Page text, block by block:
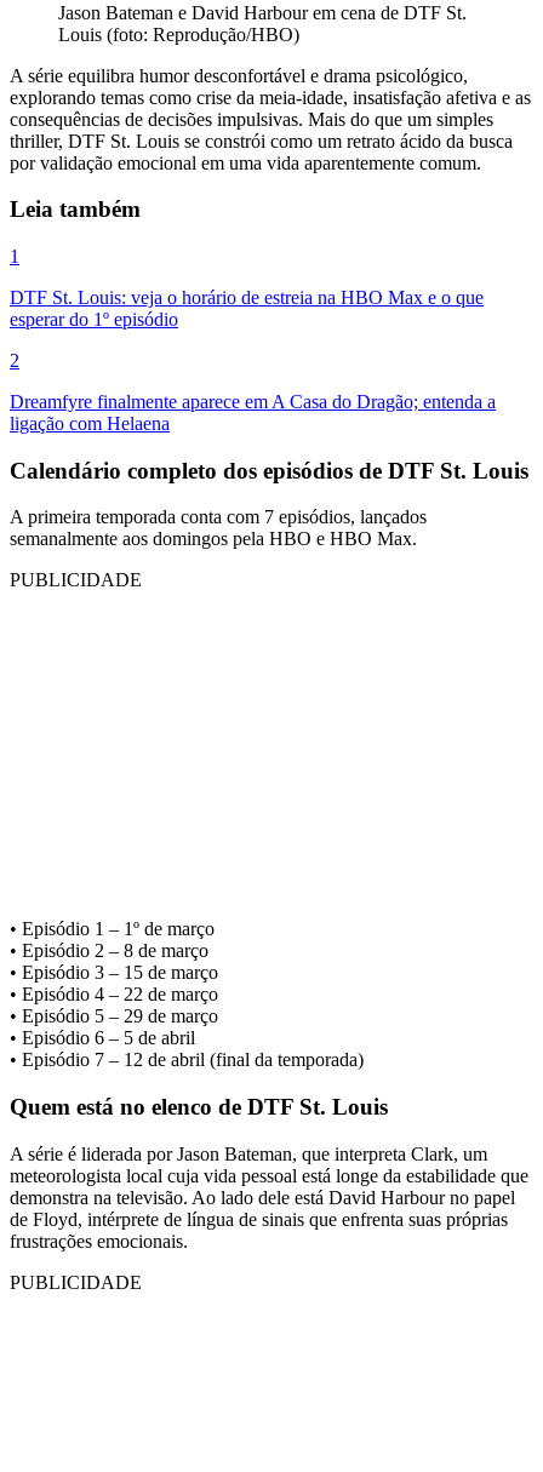
Jason Bateman e David Harbour em cena de DTF St.
Louis (foto: Reprodução/HBO)
A série equilibra humor desconfortável e drama psicológico,
explorando temas como crise da meia-idade, insatisfação afetiva e as
consequências de decisões impulsivas. Mais do que um simples
thriller, DTF St. Louis se constrói como um retrato ácido da busca
por validação emocional em uma vida aparentemente comum.
Leia também
1
DTF St. Louis: veja o horário de estreia na HBO Max e o que
esperar do 1º episódio
2
Dreamfyre finalmente aparece em A Casa do Dragão; entenda a
ligação com Helaena
Calendário completo dos episódios de DTF St. Louis
A primeira temporada conta com 7 episódios, lançados
semanalmente aos domingos pela HBO e HBO Max.
PUBLICIDADE
• Episódio 1 – 1º de março
• Episódio 2 – 8 de março
• Episódio 3 – 15 de março
• Episódio 4 – 22 de março
• Episódio 5 – 29 de março
• Episódio 6 – 5 de abril
• Episódio 7 – 12 de abril (final da temporada)
Quem está no elenco de DTF St. Louis
A série é liderada por Jason Bateman, que interpreta Clark, um
meteorologista local cuja vida pessoal está longe da estabilidade que
demonstra na televisão. Ao lado dele está David Harbour no papel
de Floyd, intérprete de língua de sinais que enfrenta suas próprias
frustrações emocionais.
PUBLICIDADE